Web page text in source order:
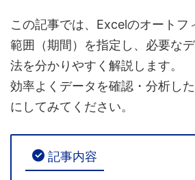
この記事では、 Excelのオートフ
範囲（期間）を指定し、必要な
法を分かりやすく解説します。
効率よくデータを確認・分析し
にしてみてください。
記事内容